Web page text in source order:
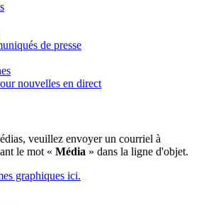
de presse
nouvelles en direct
veuillez envoyer un courriel à
le mot « Média » dans la ligne d'objet.
graphiques ici.